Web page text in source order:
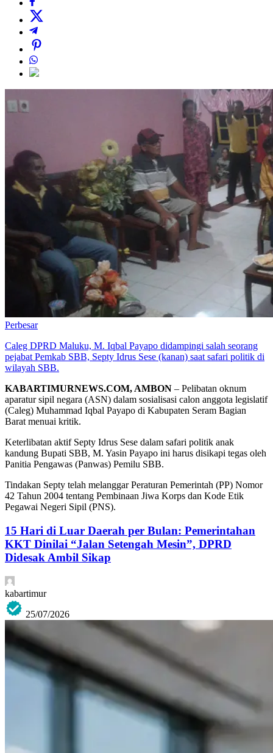
Perbesar
Caleg DPRD Maluku, M. Iqbal Payapo didampingi salah seorang
pejabat Pemkab SBB, Septy Idrus Sese (kanan) saat safari politik di
wilayah SBB.
KABARTIMURNEWS.COM, AMBON – Pelibatan oknum
aparatur sipil negara (ASN) dalam sosialisasi calon anggota legislatif
(Caleg) Muhammad Iqbal Payapo di Kabupaten Seram Bagian
Barat menuai kritik.
Keterlibatan aktif Septy Idrus Sese dalam safari politik anak
kandung Bupati SBB, M. Yasin Payapo ini harus disikapi tegas oleh
Panitia Pengawas (Panwas) Pemilu SBB.
Tindakan Septy telah melanggar Peraturan Pemerintah (PP) Nomor
42 Tahun 2004 tentang Pembinaan Jiwa Korps dan Kode Etik
Pegawai Negeri Sipil (PNS).
15 Hari di Luar Daerah per Bulan: Pemerintahan
KKT Dinilai “Jalan Setengah Mesin”, DPRD
Didesak Ambil Sikap
kabartimur
25/07/2026